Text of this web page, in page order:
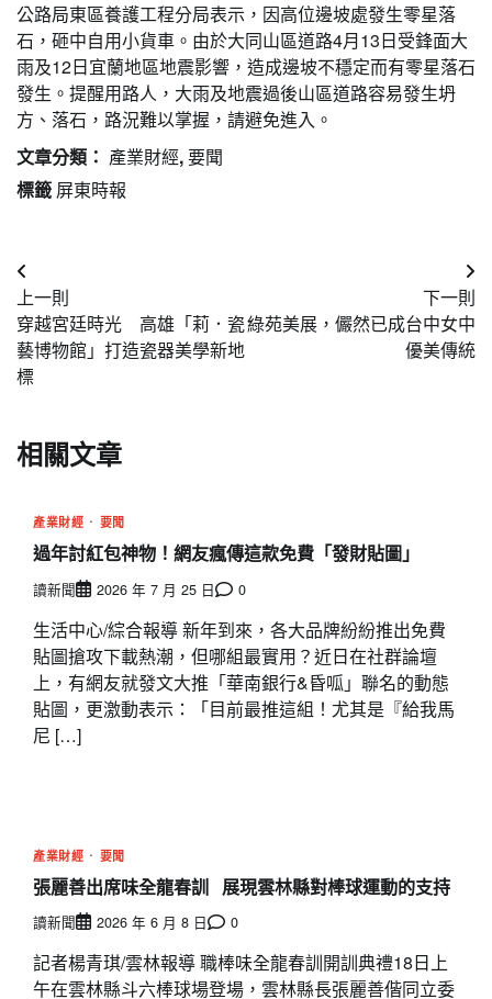
公路局東區養護工程分局表示，因高位邊坡處發生零星落
石，砸中自用小貨車。由於大同山區道路4月13日受鋒面大
雨及12日宜蘭地區地震影響，造成邊坡不穩定而有零星落石
發生。提醒用路人，大雨及地震過後山區道路容易發生坍
方、落石，路況難以掌握，請避免進入。
文章分類： 產業財經,要聞
標籤 屏東時報
文
章
導
覽
上一則
穿越宮廷時光 高雄「莉．瓷
藝博物館」打造瓷器美學新地
標
下一則
綠苑美展，儼然已成台中女中
優美傳統
相關文章
產業財經 要聞
過年討紅包神物！網友瘋傳這款免費「發財貼圖」
讀新聞 2026 年 7 月 25 日 0
生活中心/綜合報導 新年到來，各大品牌紛紛推出免費
貼圖搶攻下載熱潮，但哪組最實用？近日在社群論壇
上，有網友就發文大推「華南銀行&昏呱」聯名的動態
貼圖，更激動表示：「目前最推這組！尤其是『給我馬
尼 […]
產業財經 要聞
張麗善出席味全龍春訓 展現雲林縣對棒球運動的支持
讀新聞 2026 年 6 月 8 日 0
記者楊青琪/雲林報導 職棒味全龍春訓開訓典禮18日上
午在雲林縣斗六棒球場登場，雲林縣長張麗善偕同立委